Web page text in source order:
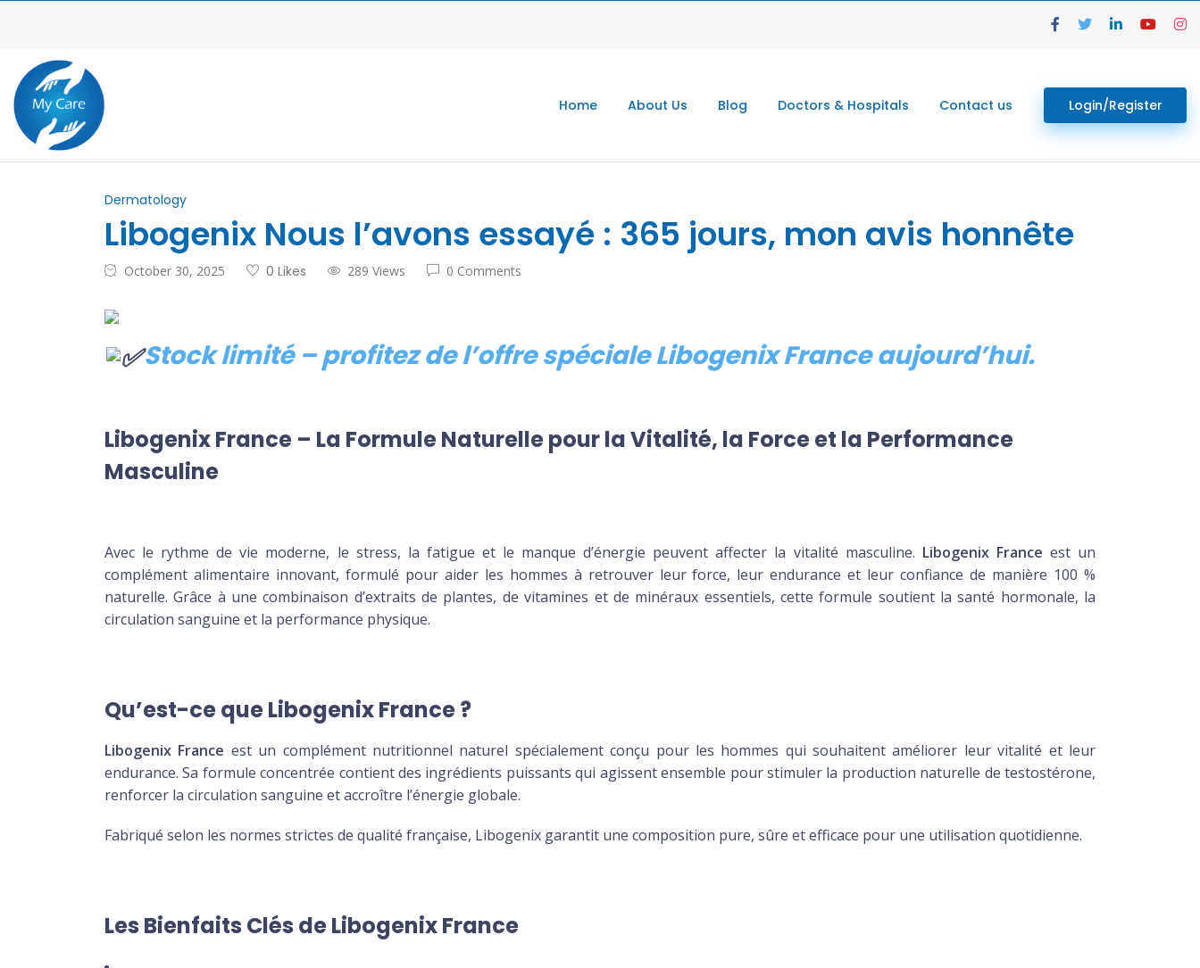
Home About Us Blog Doctors & Hospitals Contact us Login/Register
Dermatology
Libogenix Nous l’avons essayé : 365 jours, mon avis honnête
October 30, 2025 0 Likes 289 Views 0 Comments
Stock limité – profitez de l’offre spéciale Libogenix France aujourd’hui.
Libogenix France – La Formule Naturelle pour la Vitalité, la Force et la Performance
Masculine
Avec le rythme de vie moderne, le stress, la fatigue et le manque d’énergie peuvent affecter la vitalité masculine. Libogenix France est un
complément alimentaire innovant, formulé pour aider les hommes à retrouver leur force, leur endurance et leur confiance de manière 100 %
naturelle. Grâce à une combinaison d’extraits de plantes, de vitamines et de minéraux essentiels, cette formule soutient la santé hormonale, la
circulation sanguine et la performance physique.
Qu’est-ce que Libogenix France ?
Libogenix France est un complément nutritionnel naturel spécialement conçu pour les hommes qui souhaitent améliorer leur vitalité et leur
endurance. Sa formule concentrée contient des ingrédients puissants qui agissent ensemble pour stimuler la production naturelle de testostérone,
renforcer la circulation sanguine et accroître l’énergie globale.
Fabriqué selon les normes strictes de qualité française, Libogenix garantit une composition pure, sûre et efficace pour une utilisation quotidienne.
Les Bienfaits Clés de Libogenix France